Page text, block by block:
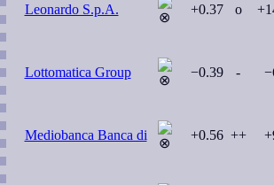
Leonardo S.p.A. +0.37 o
Lottomatica Group −0.39 -
Mediobanca Banca di +0.56 ++